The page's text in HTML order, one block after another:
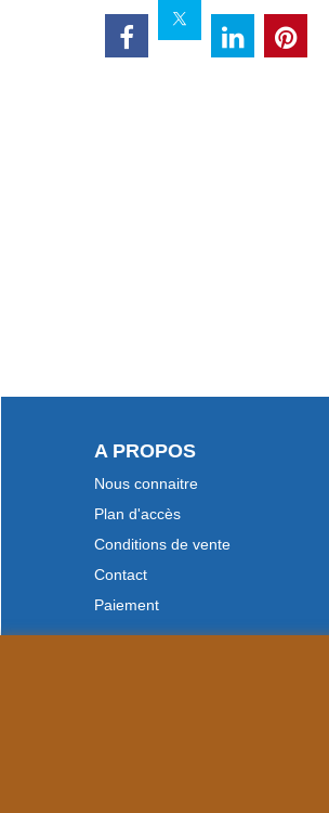
A PROPOS
Nous connaitre
Plan d'accès
Conditions de vente
Contact
Paiement